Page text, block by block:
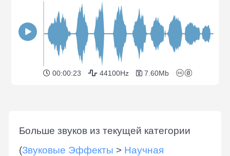
00:00:23 44100Hz 7.60Mb
Больше звуков из текущей категории
(Звуковые Эффекты > Научная